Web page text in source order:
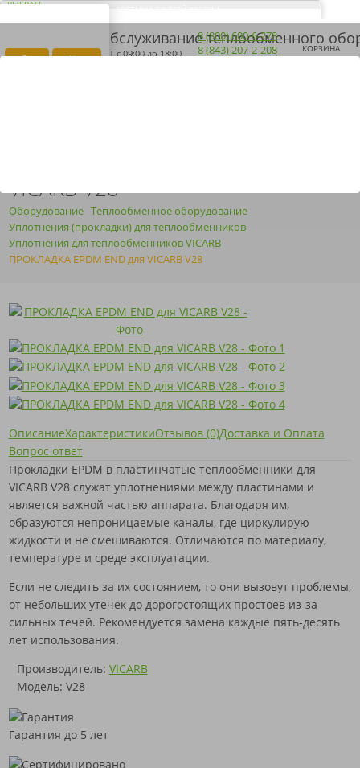
ВЫБРАТЬ
ВАШ ГОРОД ЭЛЬ-
Да НетПН-ПТс 09:00 до 18:00
8 (800) 600-6-278
8 (843) 207-2-208
КОРЗИНА
VICARB V28
Оборудование Теплообменное оборудование
Уплотнения (прокладки) для теплообменников
Уплотнения для теплообменников VICARB
ПРОКЛАДКА EPDM END для VICARB V28
ОписаниеХарактеристикиОтзывов (0)Доставка и Оплата
Вопрос ответ
Прокладки EPDM в пластинчатые теплообменники для
VICARB V28 служат уплотнениями между пластинами и
является важной частью аппарата. Благодаря им,
образуются непроницаемые каналы, где циркулирую
жидкости и не смешиваются. Отличаются по материалу,
температуре и среде эксплуатации.
Если не следить за их состоянием, то они вызовут проблемы,
от небольших утечек до дорогостоящих простоев из-за
сильных течей. Рекомендуется замена каждые пять-десять
лет использования.
Производитель: VICARB
Модель: V28
Гарантия до 5 лет